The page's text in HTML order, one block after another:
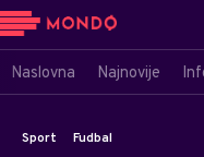
Naslovna Najnovije
Sport Fudbal